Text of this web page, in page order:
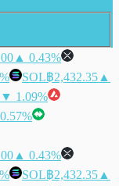
▲ 0.43%
SOL฿2,432.35 ▲
▼ 1.09%
▲ 0.43%
SOL฿2,432.35 ▲